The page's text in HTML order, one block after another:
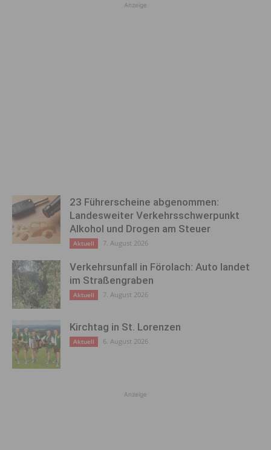
Anzeige
23 Führerscheine abgenommen:
Landesweiter Verkehrsschwerpunkt
Alkohol und Drogen am Steuer
Aktuell 7. August 2026
Verkehrsunfall in Förolach: Auto landet
im Straßengraben
Aktuell 7. August 2026
Kirchtag in St. Lorenzen
Aktuell 6. August 2026
Anzeige